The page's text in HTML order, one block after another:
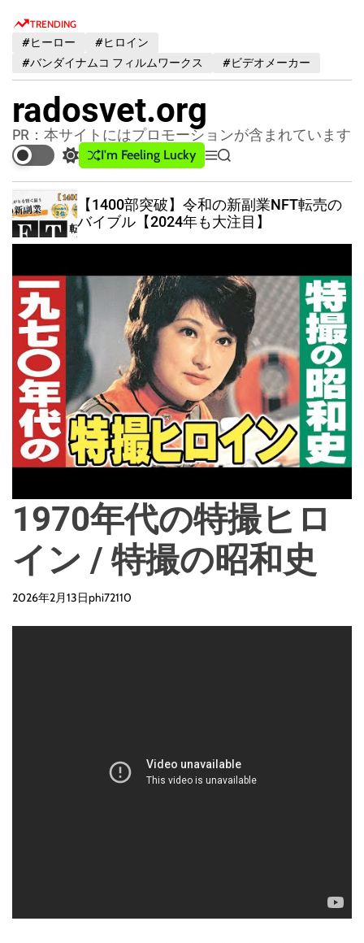
TRENDING
#ヒーロー
#ヒロイン
#バンダイナムコ フィルムワークス
#ビデオメーカー
radosvet.org
PR：本サイトにはプロモーションが含まれています
S
w
t
c
h
o
l
o
r
m
o
d
e
I'm Feeling Lucky
M
e
u
S
e
r
c
h
【1400部突破】令和の新副業NFT転売の
バイブル【2024年も大注目】
1970年代の特撮ヒロ
イン / 特撮の昭和史
2026年2月13日phi72110